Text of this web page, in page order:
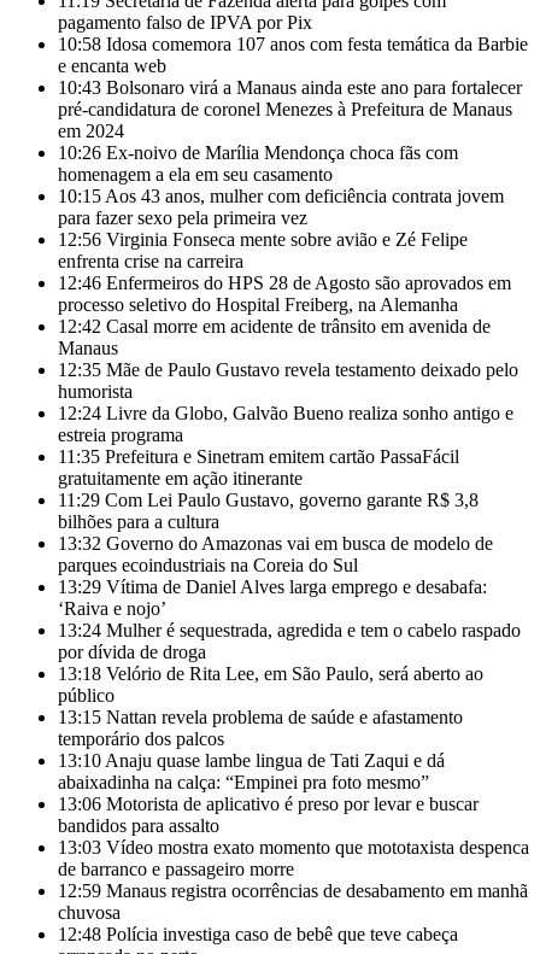
pagamento falso de IPVA por Pix
10:58 Idosa comemora 107 anos com festa temática da Barbie
e encanta web
10:43 Bolsonaro virá a Manaus ainda este ano para fortalecer
pré-candidatura de coronel Menezes à Prefeitura de Manaus
em 2024
10:26 Ex-noivo de Marília Mendonça choca fãs com
homenagem a ela em seu casamento
10:15 Aos 43 anos, mulher com deficiência contrata jovem
para fazer sexo pela primeira vez
12:56 Virginia Fonseca mente sobre avião e Zé Felipe
enfrenta crise na carreira
12:46 Enfermeiros do HPS 28 de Agosto são aprovados em
processo seletivo do Hospital Freiberg, na Alemanha
12:42 Casal morre em acidente de trânsito em avenida de
Manaus
12:35 Mãe de Paulo Gustavo revela testamento deixado pelo
humorista
12:24 Livre da Globo, Galvão Bueno realiza sonho antigo e
estreia programa
11:35 Prefeitura e Sinetram emitem cartão PassaFácil
gratuitamente em ação itinerante
11:29 Com Lei Paulo Gustavo, governo garante R$ 3,8
bilhões para a cultura
13:32 Governo do Amazonas vai em busca de modelo de
parques ecoindustriais na Coreia do Sul
13:29 Vítima de Daniel Alves larga emprego e desabafa:
‘Raiva e nojo’
13:24 Mulher é sequestrada, agredida e tem o cabelo raspado
por dívida de droga
13:18 Velório de Rita Lee, em São Paulo, será aberto ao
público
13:15 Nattan revela problema de saúde e afastamento
temporário dos palcos
13:10 Anaju quase lambe lingua de Tati Zaqui e dá
abaixadinha na calça: “Empinei pra foto mesmo”
13:06 Motorista de aplicativo é preso por levar e buscar
bandidos para assalto
13:03 Vídeo mostra exato momento que mototaxista despenca
de barranco e passageiro morre
12:59 Manaus registra ocorrências de desabamento em manhã
chuvosa
12:48 Polícia investiga caso de bebê que teve cabeça